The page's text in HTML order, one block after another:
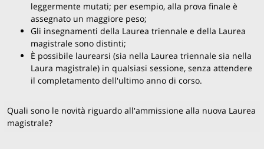
leggermente mutati; per esempio, alla prova finale è
assegnato un maggiore peso;
Gli insegnamenti della Laurea triennale e della Laurea
magistrale sono distinti;
È possibile laurearsi (sia nella Laurea triennale sia nella
Laura magistrale) in qualsiasi sessione, senza attendere
il completamento dell'ultimo anno di corso.
Quali sono le novità riguardo all'ammissione alla nuova Laurea
magistrale?
Giudizi sul corso di laurea 2023-2024
Avviso 2020-2021
Avviso 2021-2022
Avviso 2022-2023
Avviso 2023-2024
Avviso 2024-2025
Avviso 2025-2026
Master in Problemi e autori della filosofia del
'900
Tirocinio Formativo Attivo
Insegnamenti 2013-2014
Insegnamenti 2014-2015
Insegnamenti 2015-2016
Insegnamenti 2016-2017
Insegnamenti 2017-2018
Insegnamenti 2018-2019
Iniziative 2023-2024
Iniziative 2024-2025